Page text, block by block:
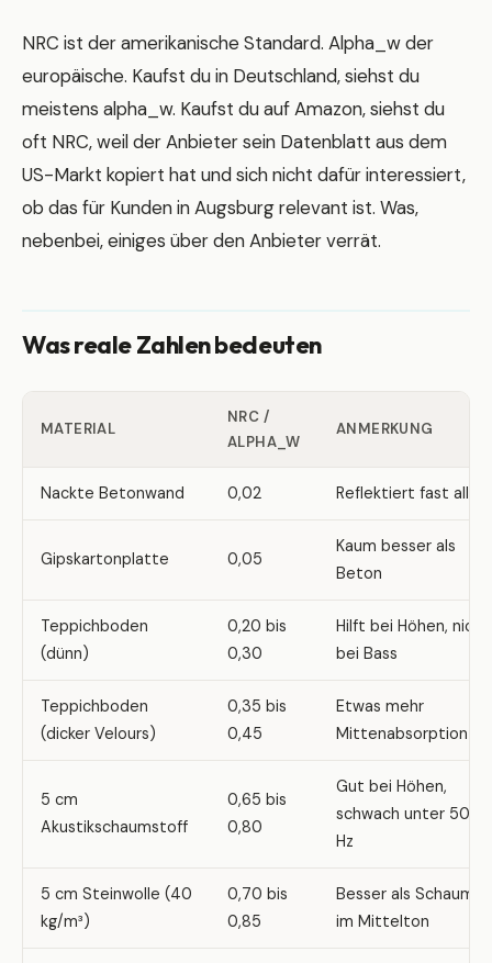
NRC ist der amerikanische Standard. Alpha_w der
europäische. Kaufst du in Deutschland, siehst du
meistens alpha_w. Kaufst du auf Amazon, siehst du
oft NRC, weil der Anbieter sein Datenblatt aus dem
US-Markt kopiert hat und sich nicht dafür interessiert,
ob das für Kunden in Augsburg relevant ist. Was,
nebenbei, einiges über den Anbieter verrät.
Was reale Zahlen bedeuten
MATERIAL
NRC /
ALPHA_W
ANMERKUNG
Nackte Betonwand 0,02 Reflektiert fast alles
Gipskartonplatte 0,05
Kaum besser als
Beton
Teppichboden
(dünn)
0,20 bis
0,30
Hilft bei Höhen, nicht
bei Bass
Teppichboden
(dicker Velours)
0,35 bis
0,45
Etwas mehr
Mittenabsorption
5 cm
Akustikschaumstoff
0,65 bis
0,80
Gut bei Höhen,
schwach unter 500
Hz
5 cm Steinwolle (40
kg/m³)
0,70 bis
0,85
Besser als Schaum
im Mittelton